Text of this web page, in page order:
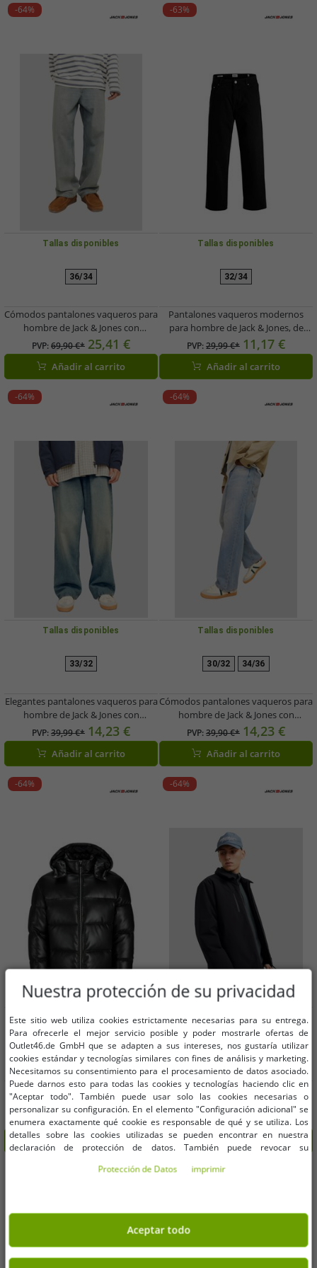
-64%
Tallas disponibles
36/34
Cómodos pantalones vaqueros para
hombre de Jack & Jones con
algodón, color azul.
PVP:69,90 €* 25,41 €
Añadir al carrito
-63%
Tallas disponibles
32/34
Pantalones vaqueros modernos
para hombre de Jack & Jones, de
algodón, color negro.
PVP:29,99 €* 11,17 €
Añadir al carrito
-64%
Tallas disponibles
33/32
Elegantes pantalones vaqueros para
hombre de Jack & Jones con
algodón, color azul.
PVP:39,99 €* 14,23 €
Añadir al carrito
-64%
Tallas disponibles
30/32 34/36
Cómodos pantalones vaqueros para
hombre de Jack & Jones con
algodón, color azul.
PVP:39,90 €* 14,23 €
Añadir al carrito
-64%
Tallas disponibles
XS S M
Chaqueta sencilla para hombre de
Jack & Jones, negra.
PVP:99,90 €* 35,58 €
Añadir al carrito
-64%
Tallas disponibles
XL XXL
Chaqueta elegante para hombre de
Jack & Jones, color negro.
PVP:79,90 €* 28,46 €
Añadir al carrito
-63%
Nuestra protección de su privacidad
Este sitio web utiliza cookies estrictamente necesarias para su entrega.
Para ofrecerle el mejor servicio posible y poder mostrarle ofertas de
Outlet46.de GmbH que se adapten a sus intereses, nos gustaría utilizar
cookies estándar y tecnologías similares con fines de análisis y marketing.
Necesitamos su consentimiento para el procesamiento de datos asociado.
Puede darnos esto para todas las cookies y tecnologías haciendo clic en
"Aceptar todo". También puede usar solo las cookies necesarias o
personalizar su configuración. En el elemento "Configuración adicional" se
enumera exactamente qué cookie es responsable de qué y se utiliza. Los
detalles sobre las cookies utilizadas se pueden encontrar en nuestra
declaración de protección de datos. También puede revocar su
encontrar en la impresión.Protección de Datos imprimir
Aceptar todo